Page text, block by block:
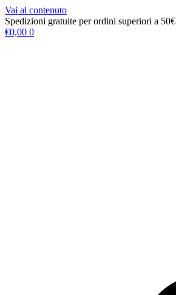
Vai al contenuto
Spedizioni gratuite per ordini superiori a 50€
€0,00 0